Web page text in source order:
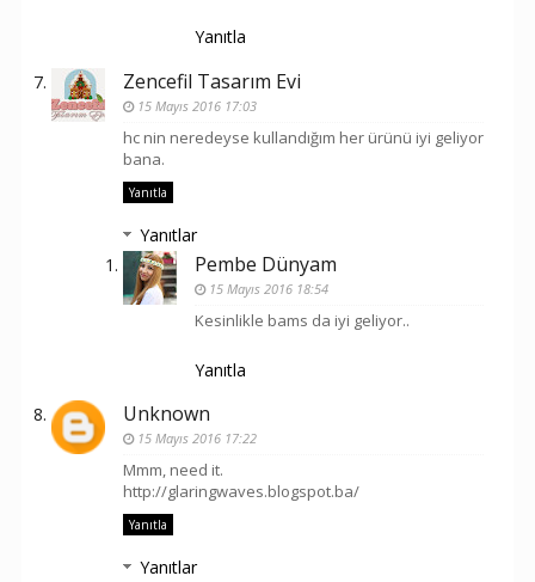
Yanıtla
Zencefil Tasarım Evi
15 Mayıs 2016 17:03
hc nin neredeyse kullandığım her ürünü iyi geliyor
bana.
Yanıtla
Yanıtlar
Pembe Dünyam
15 Mayıs 2016 18:54
Kesinlikle bams da iyi geliyor..
Yanıtla
Unknown
15 Mayıs 2016 17:22
Mmm, need it.
http://glaringwaves.blogspot.ba/
Yanıtla
Yanıtlar